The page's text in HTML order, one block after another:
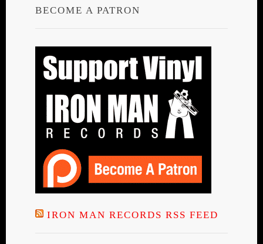
BECOME A PATRON
IRON MAN RECORDS RSS FEED